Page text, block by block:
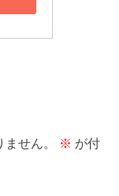
せん。 ※ が付